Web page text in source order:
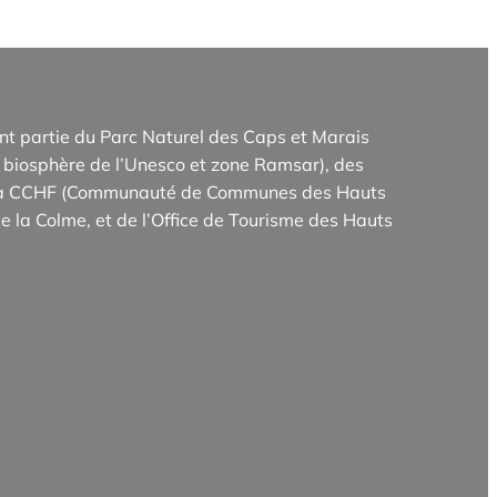
partie du Parc Naturel des Caps et Marais
de l’Unesco et zone Ramsar), des
(Communauté de Communes des Hauts
la Colme, et de l’Office de Tourisme des Hauts